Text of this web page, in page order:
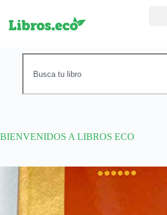
BIENVENIDOS A LIBROS ECO